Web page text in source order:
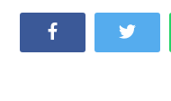
a
T
w